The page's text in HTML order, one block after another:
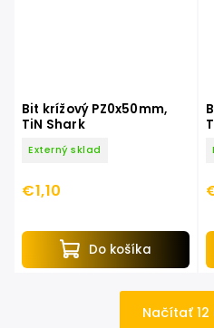
Bit krížový PZ0x50mm,
TiN Shark
Externý sklad
€1,10
Do košíka
Načítať